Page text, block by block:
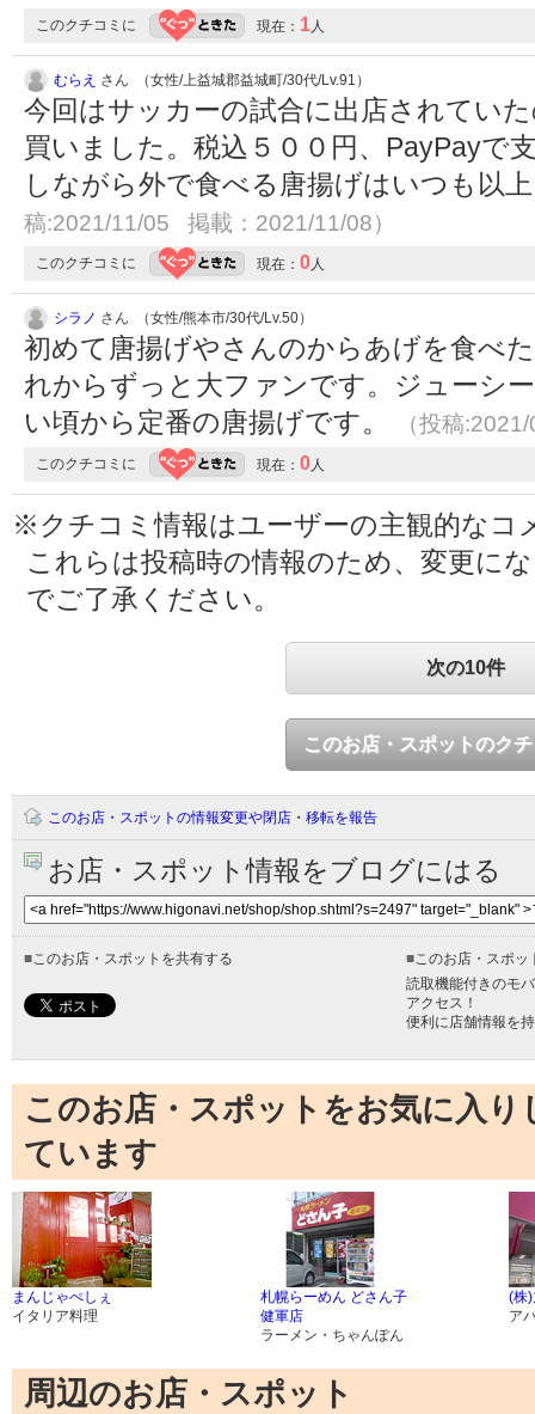
このクチコミに 現在： 1人
むらえ さん （女性/上益城郡益城町/30代/Lv.91）
今回はサッカーの試合に出店されてい
買いました。税込５００円、PayPayで
しながら外で食べる唐揚げはいつも以
稿:2021/11/05 掲載：2021/11/08）
このクチコミに 現在： 0人
シラノ さん （女性/熊本市/30代/Lv.50）
初めて唐揚げやさんのからあげを食べ
れからずっと大ファンです。ジューシ
い頃から定番の唐揚げです。
（投稿
このクチコミに 現在： 0人
※クチコミ情報はユーザーの主観的なコ
これらは投稿時の情報のため、変更に
でご了承ください。
次の10件
このお店・スポットのク
このお店・スポットの情報変更や閉店・移転を報告
お店・スポット情報をブログにはる
■このお店・スポットを共有する ■このお店・スポッ
読取機能付きのモ
アクセス！
便利に店舗情報を
このお店・スポットをお気に入
ています
まんじゃぺしぇ
イタリア料理
札幌らーめん どさん子
健軍店
ラーメン・ちゃんぽん
(株
ア
周辺のお店・スポット